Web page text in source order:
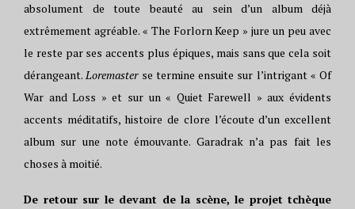
absolument de toute beauté au sein d’un album déjà
extrêmement agréable. « The Forlorn Keep » jure un peu avec
le reste par ses accents plus épiques, mais sans que cela soit
dérangeant.Loremasterse termine ensuite sur l’intrigant « Of
War and Loss » et sur un « Quiet Farewell » aux évidents
accents méditatifs, histoire de clore l’écoute d’un excellent
album sur une note émouvante. Garadrak n’a pas fait les
choses à moitié.
De retour sur le devant de la scène, le projet tchèque